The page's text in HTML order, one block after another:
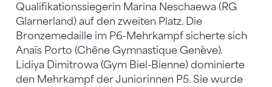
Qualifikationssiegerin Marina Neschaewa (RG
Glarnerland) auf den zweiten Platz. Die
Bronzemedaille im P6-Mehrkampf sicherte sich
Anaïs Porto (Chêne Gymnastique Genève).
Lidiya Dimitrowa (Gym Biel-Bienne) dominierte
den Mehrkampf der Juniorinnen P5. Sie wurde